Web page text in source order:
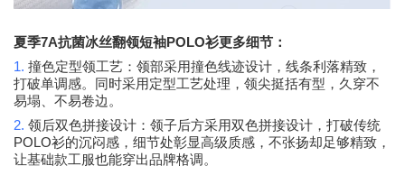
夏季7A抗菌冰丝翻领短袖POLO衫更多细节：
1. 撞色定型领工艺：领部采用撞色线迹设计，线条利落精致，
打破单调感。同时采用定型工艺处理，领尖挺括有型，久穿不
易塌、不易卷边。
2. 领后双色拼接设计：领子后方采用双色拼接设计，打破传统
POLO衫的沉闷感，细节处彰显高级质感，不张扬却足够精致，
让基础款工服也能穿出品牌格调。